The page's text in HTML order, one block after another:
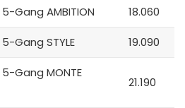
Gang AMBITION 18.060
Gang STYLE 19.090
5-Gang MONTE
21.190